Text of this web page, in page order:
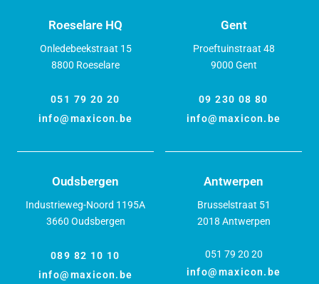
Roeselare HQ
Onledebeekstraat 15
8800 Roeselare
051 79 20 20
info@maxicon.be
Gent
Proeftuinstraat 48
9000 Gent
09 230 08 80
info@maxicon.be
Oudsbergen
Industrieweg-Noord 1195A
3660 Oudsbergen
089 82 10 10
info@maxicon.be
Antwerpen
Brusselstraat 51
2018 Antwerpen
051 79 20 20
info@maxicon.be